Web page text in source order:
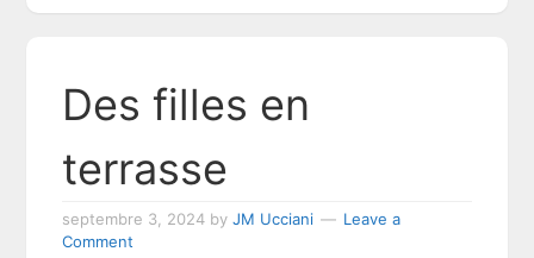
Des filles en
terrasse
septembre 3, 2024 byJM Ucciani
Leave a
Comment